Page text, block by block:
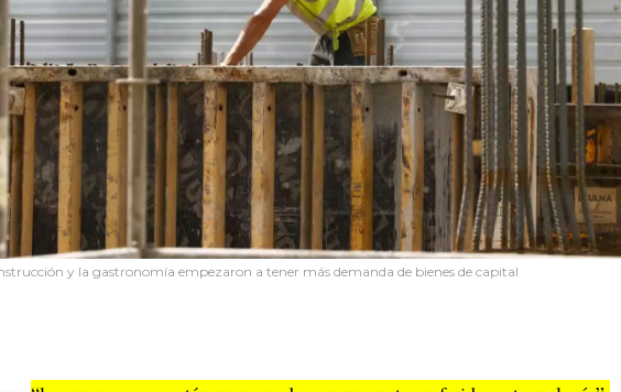
y la gastronomía empezaron a tener más demanda de bienes de capital